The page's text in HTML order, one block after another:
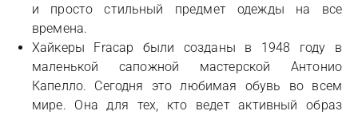
и просто стильный предмет одежды на все
времена.
Хайкеры Fracap были созданы в 1948 году в
маленькой сапожной мастерской Антонио
Капелло. Сегодня это любимая обувь во всем
мире. Она для тех, кто ведет активный образ